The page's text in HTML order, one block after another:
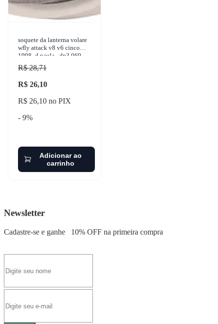
soquete da lanterna volare
wfly attack v8 v6 cinco
1998- d paula - dp3.069
R$ 28,71
R$ 26,10
R$ 26,10 no PIX
- 9%
Adicionar ao
carrinho
Newsletter
Cadastre-se e ganhe 10% OFF na primeira compra